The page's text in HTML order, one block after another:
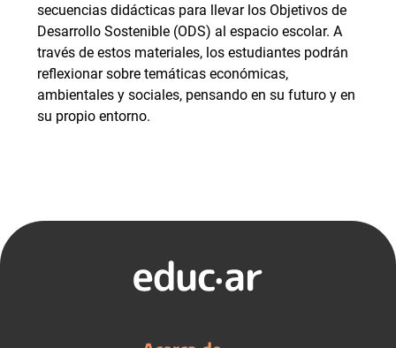
secuencias didácticas para llevar los Objetivos de
Desarrollo Sostenible (ODS) al espacio escolar. A
través de estos materiales, los estudiantes podrán
reflexionar sobre temáticas económicas,
ambientales y sociales, pensando en su futuro y en
su propio entorno.